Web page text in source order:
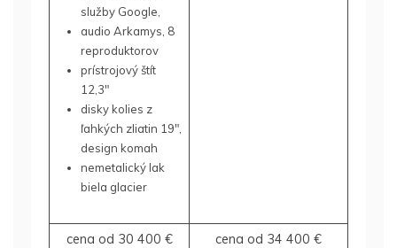
služby Google,
audio Arkamys, 8
reproduktorov
prístrojový štít
12,3″
disky kolies z
ľahkých zliatin 19″,
design komah
nemetalický lak
biela glacier
cena od 30 400 €
cena od 34 400 €